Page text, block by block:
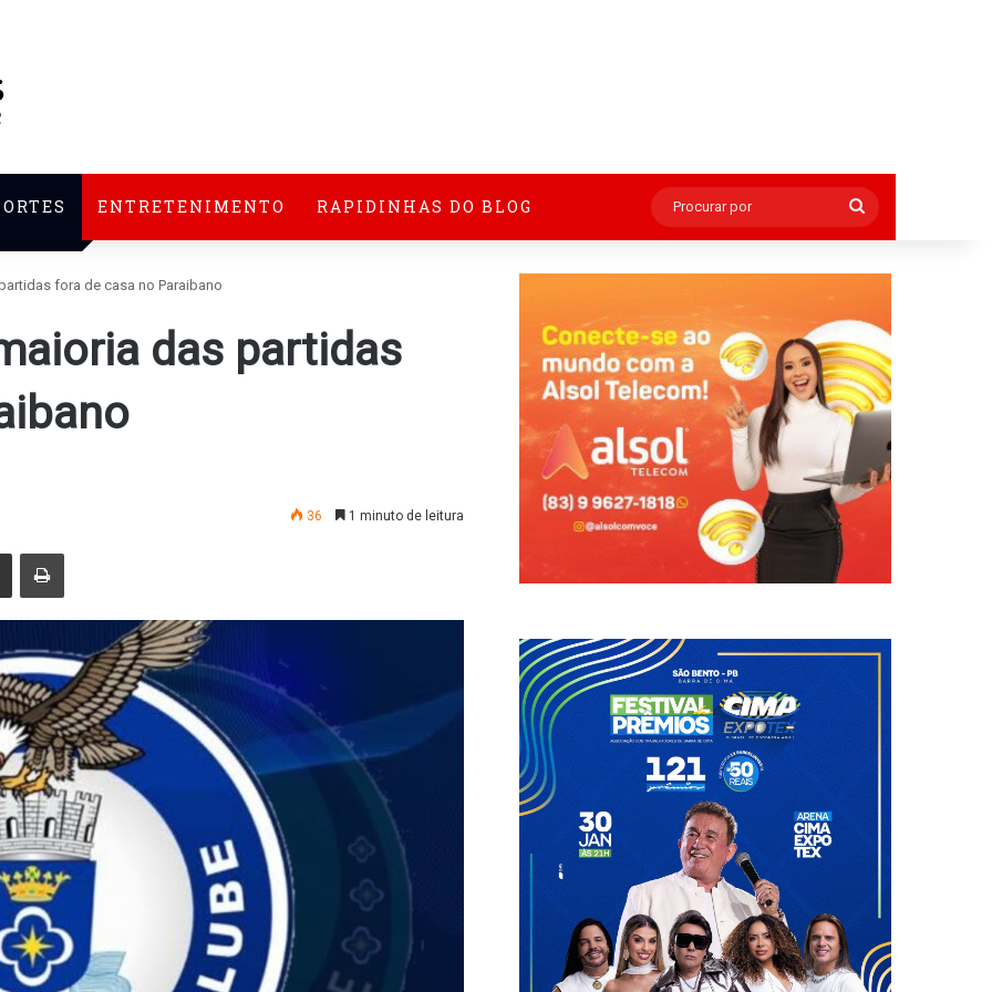
ENTRETENIMENTO RAPIDINHAS DO BLOG
Procurar
por
fora de casa no Paraibano
das partidas
36 1 minuto de leitura
Compartilhar via e-mail Imprimir